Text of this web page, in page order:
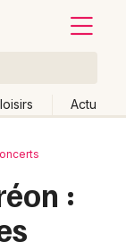
Actu
:
Partout